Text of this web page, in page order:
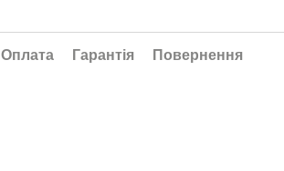
Оплата Гарантія Повернення